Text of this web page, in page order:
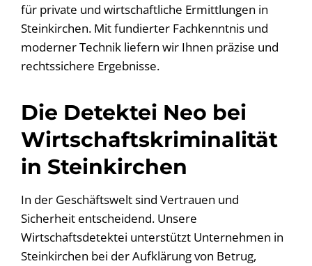
für private und wirtschaftliche Ermittlungen in
Steinkirchen. Mit fundierter Fachkenntnis und
moderner Technik liefern wir Ihnen präzise und
rechtssichere Ergebnisse.
Die Detektei Neo bei
Wirtschaftskriminalität
in Steinkirchen
In der Geschäftswelt sind Vertrauen und
Sicherheit entscheidend. Unsere
Wirtschaftsdetektei unterstützt Unternehmen in
Steinkirchen bei der Aufklärung von Betrug,